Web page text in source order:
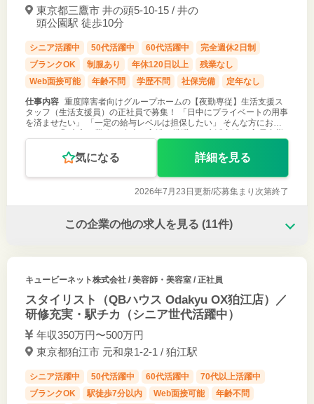
東京都三鷹市 井の頭5‐10‐15 / 井の
頭公園駅 徒歩10分
シニア活躍中 50代活躍中 60代活躍中
完全週休2日制
ブランクOK
制服あり 年休120日以上
残業なし
Web面接可能
年齢不問 学歴不問 社保完備 定年なし
仕事内容 重度障害者向けグループホームの【夜勤専従】生活支援ス
タッフ（生活支援員）の正社員で募集！ 「日中にプライベートの用事
を済ませたい」 「一定の給与レベルは担保したい」 そんな方におす
気になる 詳細を見る
2026年7月23日更新/応募集まり次第終了
この企業の他の求人を見る (11件)
キュービーネット株式会社/ 美容師・美容室 / 正社員
スタイリスト（QBハウス Odakyu OX狛江店）／
研修充実・駅チカ（シニア世代活躍中）
年収350万円〜500万円
東京都狛江市 元和泉1-2-1 / 狛江駅
シニア活躍中 50代活躍中 60代活躍中
70代以上活躍中
ブランクOK
駅徒歩7分以内 Web面接可能
年齢不問